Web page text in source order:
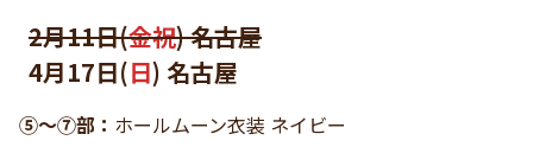
2月11日(金祝) 名古屋
4月17日(日) 名古屋
⑤〜⑦部： ホールムーン衣装 ネイビー